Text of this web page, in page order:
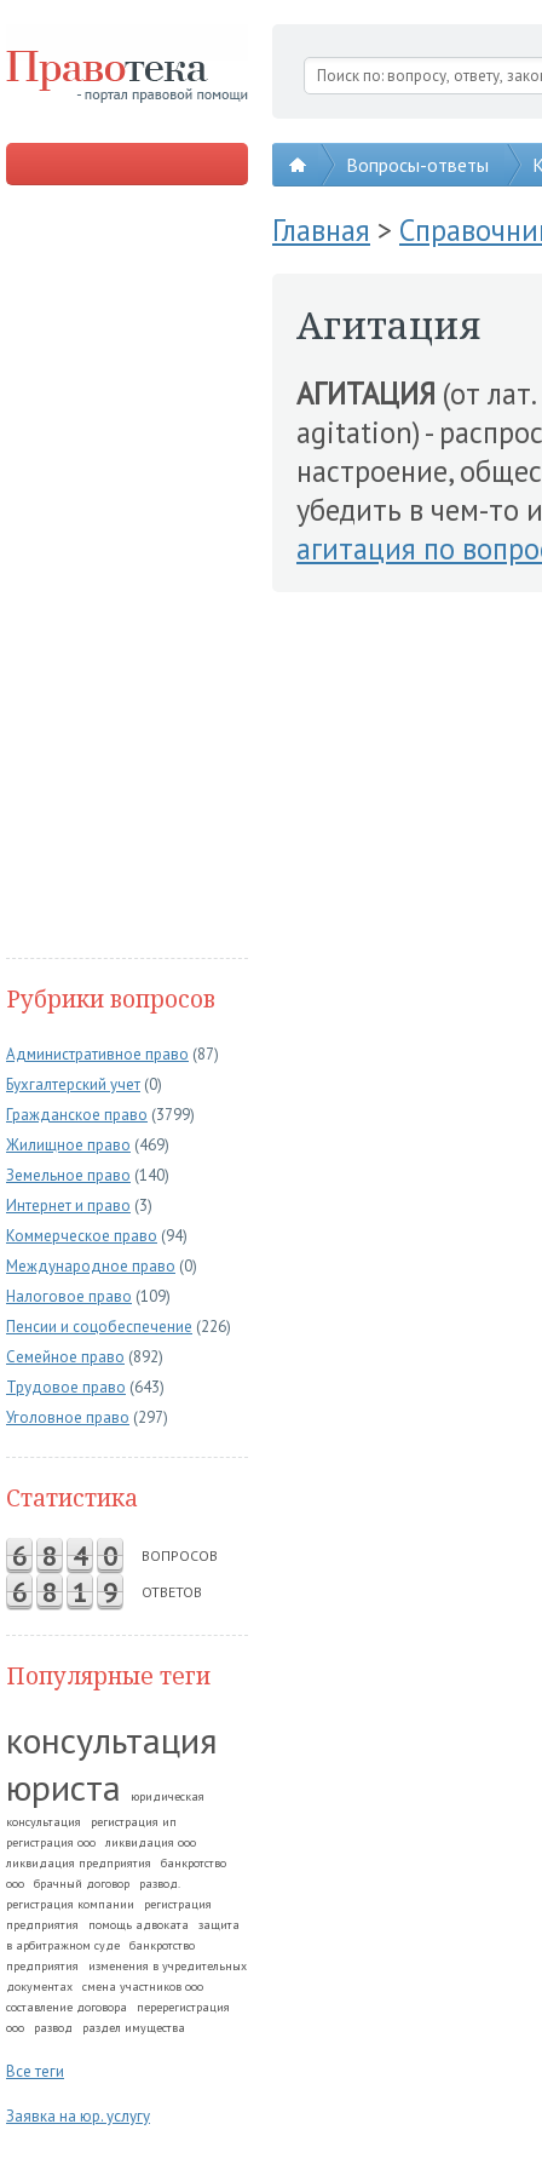
Вопросы-ответы
Рубрики вопросов
Административное право (87)
Бухгалтерский учет (0)
Гражданское право (3799)
Жилищное право (469)
Земельное право (140)
Интернет и право (3)
Коммерческое право (94)
Международное право (0)
Налоговое право (109)
Пенсии и соцобеспечение (226)
Семейное право (892)
Трудовое право (643)
Уголовное право (297)
Статистика
6 8 4 0 ВОПРОСОВ
6 8 1 9 ОТВЕТОВ
Популярные теги
консультация
юриста
юридическая
консультация
регистрация ип
регистрация ооо
ликвидация ооо
ликвидация предприятия
банкротство
ооо
брачный договор
развод.
регистрация компании
регистрация
предприятия
помощь адвоката
защита
в арбитражном суде
банкротство
предприятия
изменения в учредительных
документах
смена участников ооо
составление договора
перерегистрация
ооо
развод раздел имущества
Все теги
Заявка на юр. услугу
Главная >
Агитация
АГИТАЦИЯ (от
agitation) -
настроение,
убедить в чем-то
агитация по